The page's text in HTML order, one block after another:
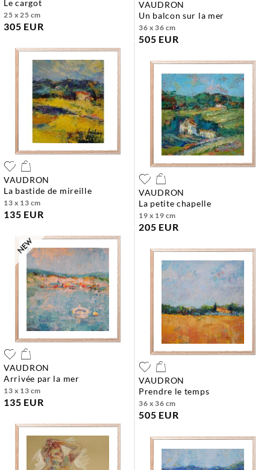
le cargot
25 x 25 cm
305 EUR
VAUDRON
un balcon sur la mer
36 x 36 cm
505 EUR
VAUDRON
la bastide de mireille
13 x 13 cm
135 EUR
VAUDRON
la petite chapelle
19 x 19 cm
205 EUR
VAUDRON
arrivée par la mer
13 x 13 cm
135 EUR
VAUDRON
prendre le temps
36 x 36 cm
505 EUR